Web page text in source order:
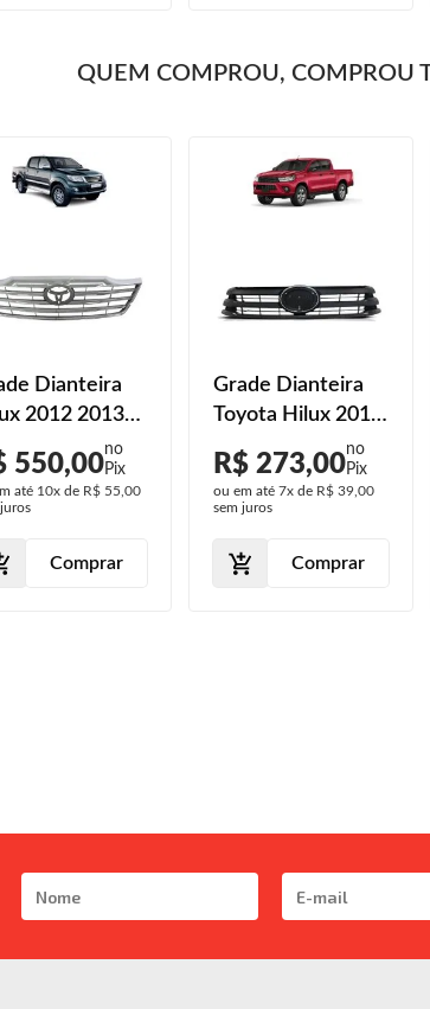
QUEM COMPROU, COMPROU
Dianteira
2012 2013
2015 Com
Cromado
550,00
até 10x de R$ 55,00
Comprar
Grade Dianteira
Toyota Hilux 2016
2017 Preta Com
Friso
R$ 273,00
ou em até 7x de R$ 39,00
sem juros
Comprar